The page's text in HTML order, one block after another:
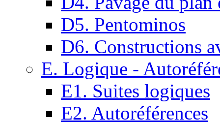
D5. Pentominos
D6. Constructions
E. Logique -
E1. Suites logiques
E2. Autoréférences